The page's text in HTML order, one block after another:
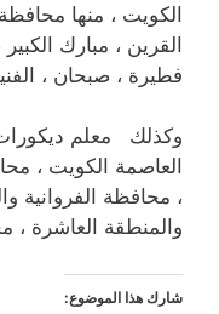
الكويت ، منها
القرين ، مبارك
فطيرة ، صبحان ،
وكذلك معلم
العاصمة الكويت ،
، محافظة الفروانية
والمنطقة العاشرة ،
شارك هذا الموضوع: